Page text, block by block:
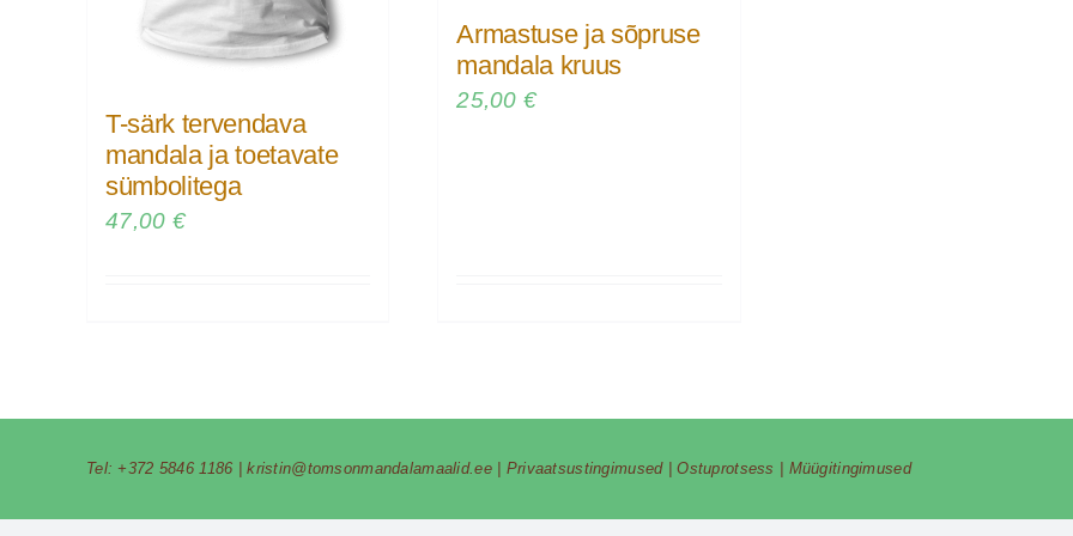
T-särk tervendava
mandala ja toetavate
sümbolitega
47,00 €
Armastuse ja sõpruse
mandala kruus
25,00€
Tel: +372 5846 1186 |kristin@tomsonmandalamaalid.ee| Privaatsustingimused|Ostuprotsess Müügitingimused